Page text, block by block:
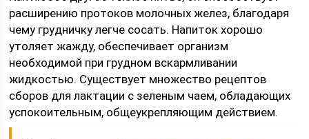
расширению протоков молочных желез, благодаря
чему грудничку легче сосать. Напиток хорошо
утоляет жажду, обеспечивает организм
необходимой при грудном вскармливании
жидкостью. Существует множество рецептов
сборов для лактации с зеленым чаем, обладающих
успокоительным, общеукрепляющим действием.